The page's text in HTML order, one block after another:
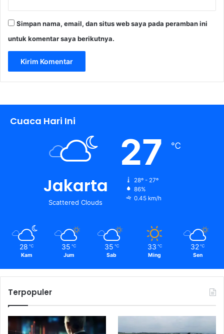
Simpan nama, email, dan situs web saya pada peramban ini
untuk komentar saya berikutnya.
Cuaca Hari Ini
Jakarta
Scattered Clouds
27 ℃
28º - 27º
86%
0.45 km/h
28 ℃
Kam
35 ℃
Jum
35 ℃
Sab
33 ℃
Ming
32 ℃
Sen
Terpopuler